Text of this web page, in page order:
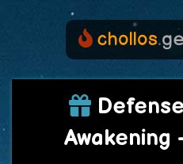
chollos.
Awakening